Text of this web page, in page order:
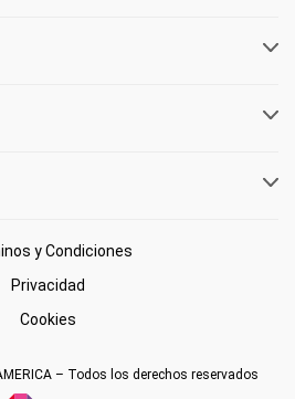
y Condiciones
Privacidad
Cookies
– Todos los derechos reservados